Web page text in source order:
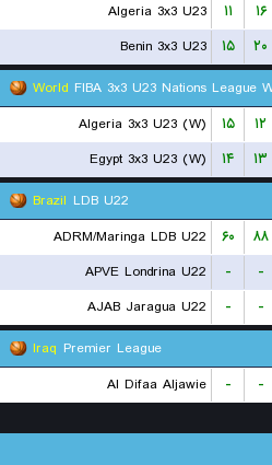
Algeria 3x3 U23
۱۱ ۱۶
Benin 3x3 U23
۱۵ ۲۰
World FIBA 3x3 U23 Nations League
Algeria 3x3 U23 (W)
۱۵ ۱۲
Egypt 3x3 U23 (W)
۱۴ ۱۳
Brazil LDB U22
ADRM/Maringa LDB U22
۶۰ ۸۸
APVE Londrina U22
- -
AJAB Jaragua U22
- -
Iraq Premier League
Al Difaa Aljawie
- -